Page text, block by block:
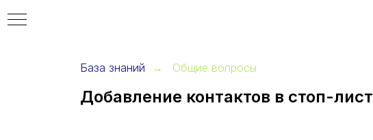
База знаний → Общие вопросы
​Добавление контактов в стоп-лист